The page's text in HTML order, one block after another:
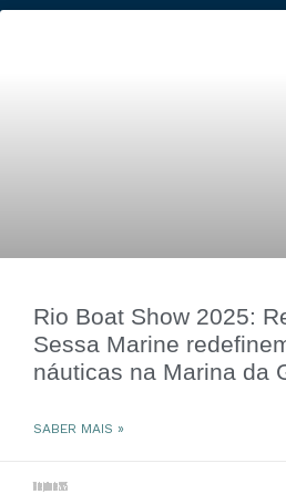
Rio Boat Show 2025:
Sessa Marine
náuticas na Marina da
SABER MAIS »
18 de julho de 2025